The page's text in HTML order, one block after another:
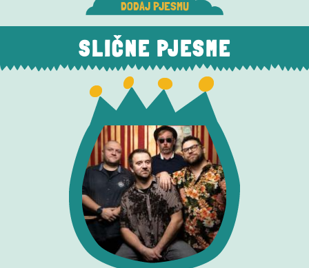
DODAJ PJESMU
SLIČNE PJESME